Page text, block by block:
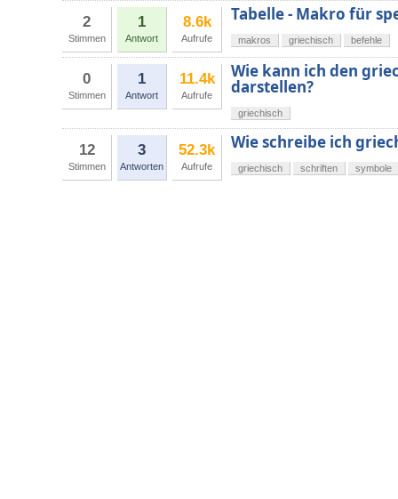
2
Stimmen
1
Antwort
8.6k
Aufrufe
Tabelle - Makro für
makros griechisch befehle
0
Stimmen
1
Antwort
11.4k
Aufrufe
Wie kann ich den
darstellen?
griechisch
12
Stimmen
3
Antworten
52.3k
Aufrufe
Wie schreibe ich
griechisch schriften symbole